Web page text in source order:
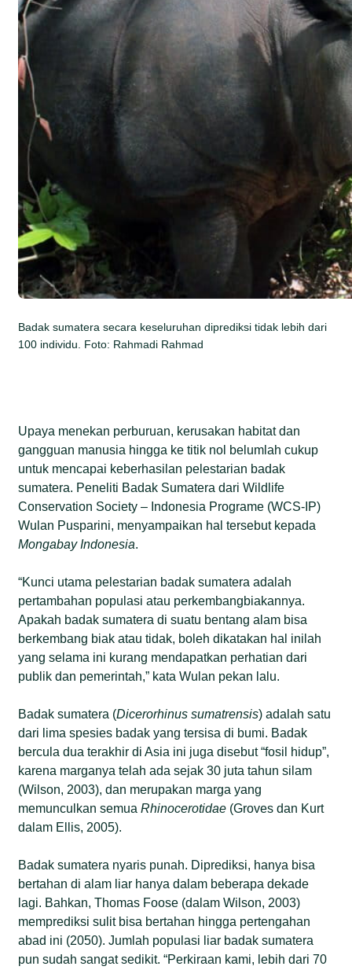
Badak sumatera secara keseluruhan diprediksi tidak lebih dari
100 individu. Foto: Rahmadi Rahmad
Upaya menekan perburuan, kerusakan habitat dan
gangguan manusia hingga ke titik nol belumlah cukup
untuk mencapai keberhasilan pelestarian badak
sumatera. Peneliti Badak Sumatera dari Wildlife
Conservation Society – Indonesia Programe (WCS-IP)
Wulan Pusparini, menyampaikan hal tersebut kepada
Mongabay Indonesia.
“Kunci utama pelestarian badak sumatera adalah
pertambahan populasi atau perkembangbiakannya.
Apakah badak sumatera di suatu bentang alam bisa
berkembang biak atau tidak, boleh dikatakan hal inilah
yang selama ini kurang mendapatkan perhatian dari
publik dan pemerintah,” kata Wulan pekan lalu.
Badak sumatera (Dicerorhinus sumatrensis) adalah satu
dari lima spesies badak yang tersisa di bumi. Badak
bercula dua terakhir di Asia ini juga disebut “fosil hidup”,
karena marganya telah ada sejak 30 juta tahun silam
(Wilson, 2003), dan merupakan marga yang
memunculkan semuaRhinocerotidae (Groves dan Kurt
dalam Ellis, 2005).
Badak sumatera nyaris punah. Diprediksi, hanya bisa
bertahan di alam liar hanya dalam beberapa dekade
lagi. Bahkan, Thomas Foose (dalam Wilson, 2003)
memprediksi sulit bisa bertahan hingga pertengahan
abad ini (2050). Jumlah populasi liar badak sumatera
pun sudah sangat sedikit. “Perkiraan kami, lebih dari 70